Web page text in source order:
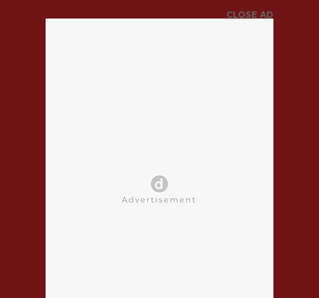
CLOSE AD